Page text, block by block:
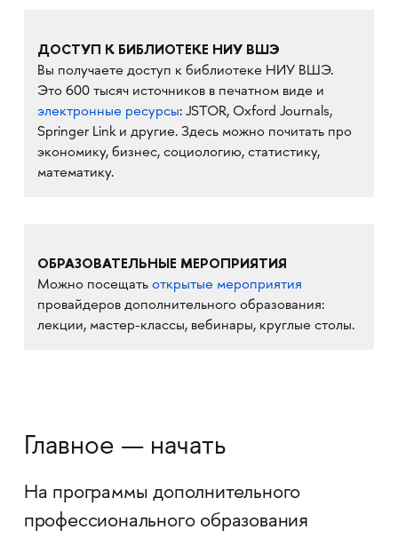
ДОСТУП К БИБЛИОТЕКЕ НИУ ВШЭ
Вы получаете доступ к библиотеке НИУ ВШЭ.
Это 600 тысяч источников в печатном виде и
электронные ресурсы: JSTOR, Oxford Journals,
Springer Link и другие. Здесь можно почитать про
экономику, бизнес, социологию, статистику,
математику.
ОБРАЗОВАТЕЛЬНЫЕ МЕРОПРИЯТИЯ
Можно посещать открытые мероприятия
провайдеров дополнительного образования:
лекции, мастер-классы, вебинары, круглые столы.
Главное — начать
На программы дополнительного
профессионального образования